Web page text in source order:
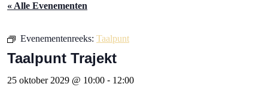
« Alle Evenementen
Evenementenreeks: Taalpunt
Taalpunt Trajekt
25 oktober 2029 @ 10:00 - 12:00